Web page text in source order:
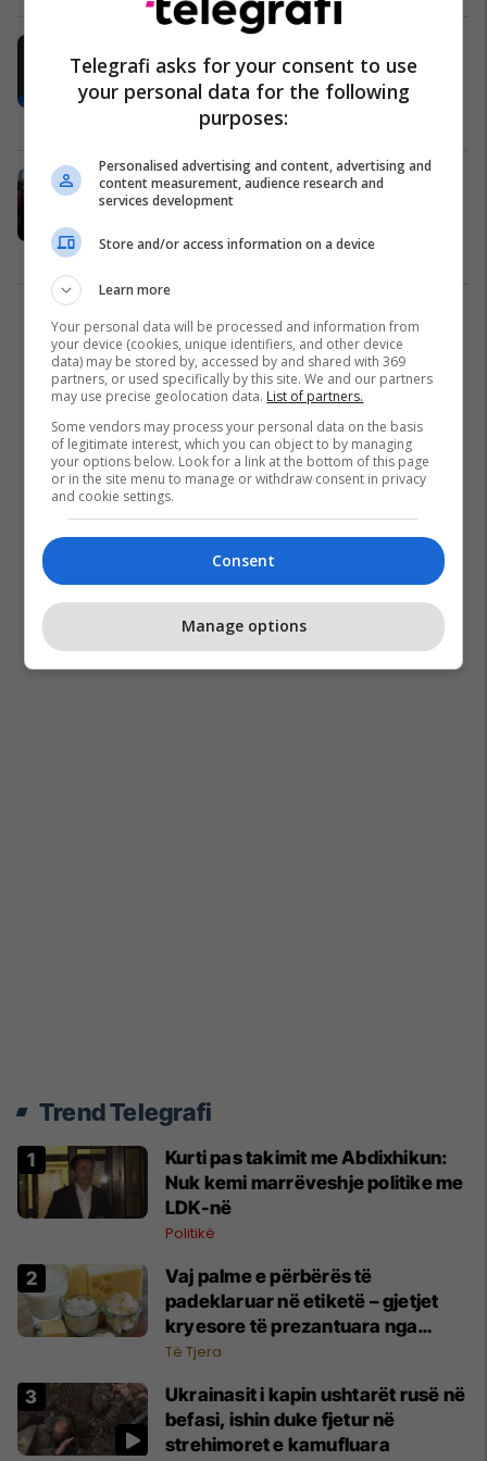
Arbër Hoxhës nuk është i rëndë - ai
mund të luajë në derbi ndaj
Hajdukut
Ligat tjera 02/12/2025
Arbër Hoxha del me barelë dhe
shqetëson Dinamon – rrezikon
Ligat tjera 01/12/2025
1
Trend Telegrafi
Kurti pas takimit me Abdixhikun:
Nuk kemi marrëveshje politike me
LDK-në
Politikë
Vaj palme e përbërës të
padeklaruar në etiketë – gjetjet
kryesore të prezantuara nga
AUV-i pas kontrollit në sektorin e
Të Tjera
Ukrainasit i kapin ushtarët rusë në
befasi, ishin duke fjetur në
strehimoret e kamufluara
Telegrafi asks for your consent to use
your personal data for the following
purposes:
Personalised advertising and content, advertising and
content measurement, audience research and
services development
Store and/or access information on a device
Learn more
Your personal data will be processed and information from
your device (cookies, unique identifiers, and other device
data) may be stored by, accessed by and shared with 369
partners, or used specifically by this site. We and our partners
may use precise geolocation data. List of partners.
Some vendors may process your personal data on the basis
of legitimate interest, which you can object to by managing
your options below. Look for a link at the bottom of this page
or in the site menu to manage or withdraw consent in privacy
and cookie settings.
Consent
Manage options